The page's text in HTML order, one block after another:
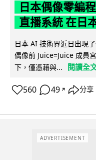
日本偶像零編
直播系統 在日
日本 AI 技術界近日出現
偶像前 Juice=Juice 成員
下，僅憑藉與...
閱讀全
560 49 ↗ 分享
ADVERTISEMENT